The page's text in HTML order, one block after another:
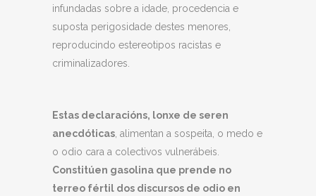
infundadas sobre a idade, procedencia e
suposta perigosidade destes menores,
reproducindo estereotipos racistas e
criminalizadores.
Estas declaracións, lonxe de seren
anecdóticas, alimentan a sospeita, o medo e
o odio cara a colectivos vulnerábeis.
Constitúen gasolina que prende no
terreo fértil dos discursos de odio en